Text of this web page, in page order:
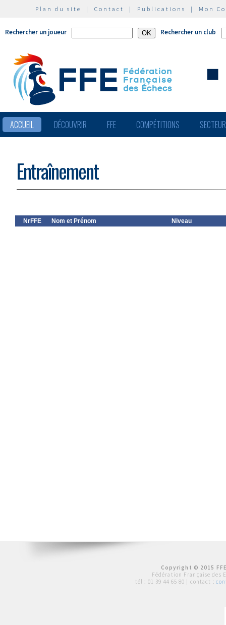
Plan du site | Contact | Publications | Mon
Rechercher un joueur Rechercher un club
ACCUEIL DÉCOUVRIR FFE COMPÉTITIONS
Entraînement
NrFFE Nom et Prénom Niveau
Copyright © 2015
Fédération Française des
tél : 01 39 44 65 80 | contact :